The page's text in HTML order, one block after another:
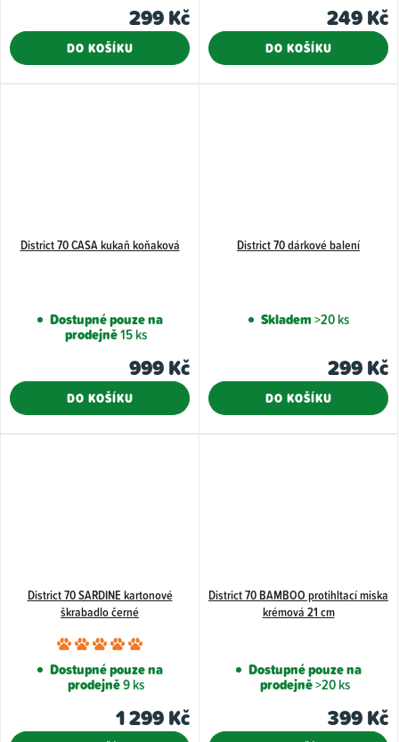
299 Kč
DO KOŠÍKU
249 Kč
DO KOŠÍKU
District 70 CASA kukaň koňaková
Dostupné pouze na
prodejně15 ks
999 Kč
DO KOŠÍKU
District 70 dárkové balení
Skladem>20 ks
299 Kč
DO KOŠÍKU
District 70 SARDINE kartonové
škrabadlo černé
Průměrné
hodnocení
produktu
je
5,0
Dostupné pouze na
prodejně9 ks
1 299 Kč
District 70 BAMBOO protihltací miska
krémová 21 cm
Dostupné pouze na
prodejně>20 ks
399 Kč